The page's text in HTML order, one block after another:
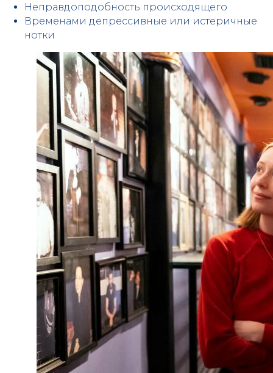
Неправдоподобность происходящего
Временами депрессивные или истеричные
нотки